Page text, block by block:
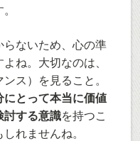
らないため、心の準
ね。大切なのは、
ス）を見ること。
にとって本当に価値
討する意識を持つこ
れませんね。